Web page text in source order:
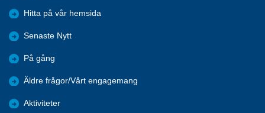
Hitta på vår hemsida
Senaste Nytt
På gång
Äldre frågor/Vårt engagemang
Aktiviteter